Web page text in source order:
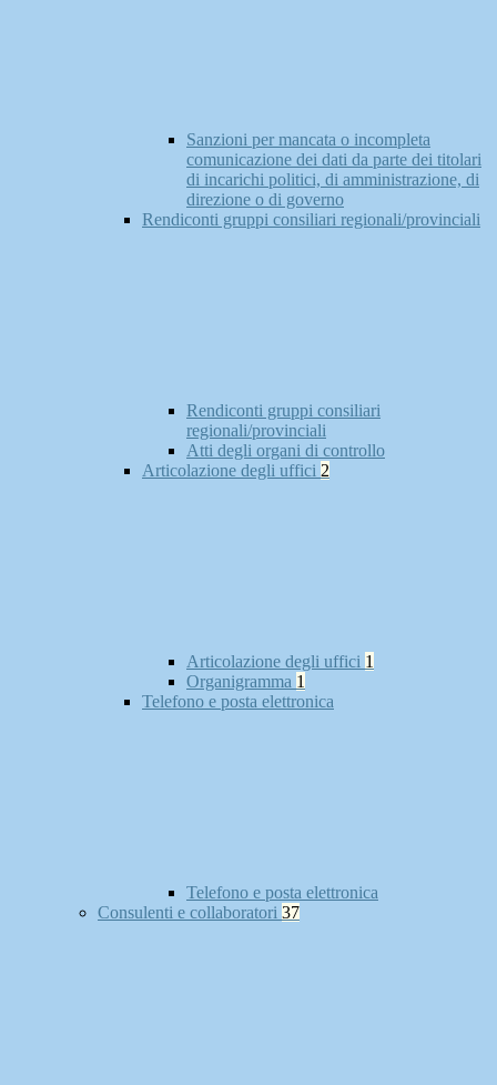
Sanzioni per mancata o incompleta
comunicazione dei dati da parte dei titolari
di incarichi politici, di amministrazione, di
direzione o di governo
Rendiconti gruppi consiliari regionali/provinciali
Rendiconti gruppi consiliari
regionali/provinciali
Atti degli organi di controllo
Articolazione degli uffici 2
Articolazione degli uffici 1
Organigramma 1
Telefono e posta elettronica
Telefono e posta elettronica
Consulenti e collaboratori 37